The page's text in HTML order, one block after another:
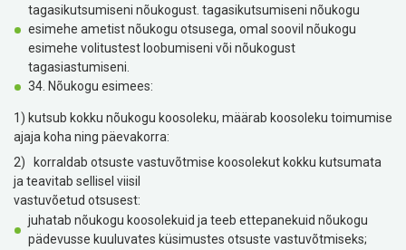
tagasikutsumiseni nõukogust. tagasikutsumiseni nõukogu
esimehe ametist nõukogu otsusega, omal soovil nõukogu
esimehe volitustest loobumiseni või nõukogust
tagasiastumiseni.
34. Nõukogu esimees:
1) kutsub kokku nõukogu koosoleku, määrab koosoleku toimumise
ajaja koha ning päevakorra:
2) korraldab otsuste vastuvõtmise koosolekut kokku kutsumata
ja teavitab sellisel viisil
vastuvõetud otsusest:
juhatab nõukogu koosolekuid ja teeb ettepanekuid nõukogu
pädevusse kuuluvates küsimustes otsuste vastuvõtmiseks;